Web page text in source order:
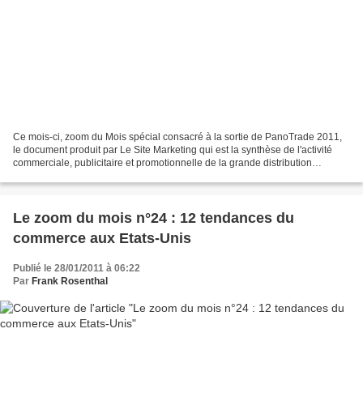
Ce mois-ci, zoom du Mois spécial consacré à la sortie de PanoTrade 2011,
le document produit par Le Site Marketing qui est la synthèse de l'activité
commerciale, publicitaire et promotionnelle de la grande distribution
Le zoom du mois n°24 : 12 tendances du
commerce aux Etats-Unis
Publié le 28/01/2011 à 06:22
Par Frank Rosenthal